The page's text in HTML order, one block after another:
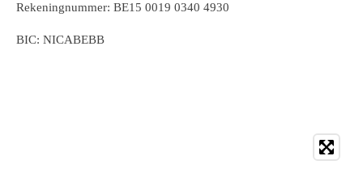
Rekeningnummer: BE15 0019 0340 4930
BIC: NICABEBB